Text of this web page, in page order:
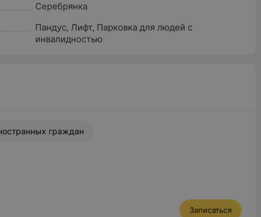
Серебрянка
Пандус,Лифт, Парковка для людей с
инвалидностью
граждан
Записаться